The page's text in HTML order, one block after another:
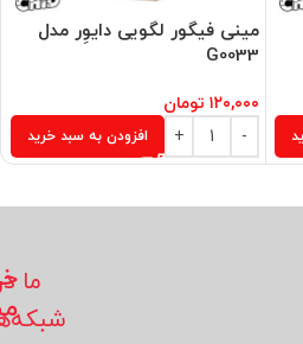
مینی فیگور لگویی دایوِر مدل
G0033
۱۲۰,۰۰۰ تومان
افزودن به سبد خرید
ما